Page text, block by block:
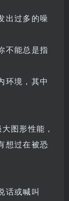
出过多的噪
不能总是指
环境，其中
图形性能，
想过在被恐
话或喊叫